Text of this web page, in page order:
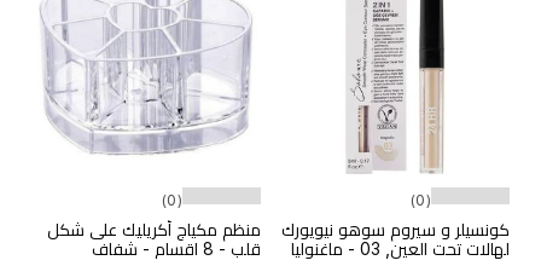
(0)
كونسيلر و سيروم سوهو نيويورك
لهالات تحت العين, 03 - ماغنوليا
(0)
منظم مكياج أكريليك على شكل
قلب - 8 اقسام - شفاف